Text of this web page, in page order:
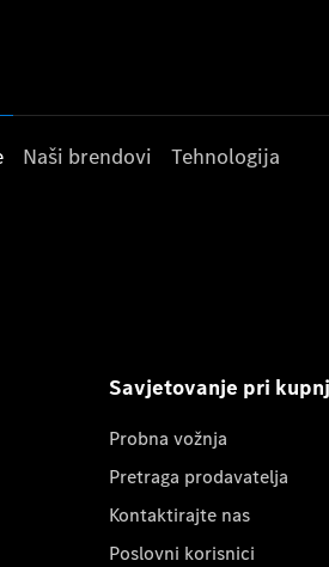
Naši brendovi Tehnologija
Savjetovanje pri
Probna vožnja
Pretraga prodavatelja
Kontaktirajte nas
Poslovni korisnici